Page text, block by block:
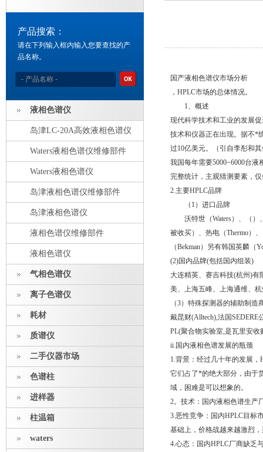
产品搜索：
请在下列输入框内输入您要查找的产
品名称。
液相色谱仪
岛津LC-20A高效液相色谱仪
Waters液相色谱仪维修部件
Waters液相色谱仪
岛津液相色谱仪维修部件
岛津液相色谱仪
液相色谱仪维修部件
液相色谱仪
气相色谱仪
离子色谱仪
耗材
质谱仪
二手仪器市场
色谱柱
进样器
柱温箱
waters
国产液相色谱仪市场分析
，HPLC市场的总体情况。
1、概述
现代科学技术和工业的发展
技术和仪器正在出现。据不*
过10亿美元。（引自李彤和
我国每年需要5000~6000台
完整统计，主观猜测要素，
2.主要HPLC品牌
（1）进口品牌
沃特世（Waters）、（）、
被收买）、热电（Thermo）
（Bekman）另有韩国英麟
(2)国内品牌(包括国内组装)
大连精英、赛吉科技(杭州)
美、上海五峰、上海通维、
（3）特殊探测器的辅助制造
戴昆财(Alltech),法国SEDERE
PL(聚合物实验室,是瓦里安收
ii.国内液相色谱发展的瓶颈
1.背景：经过几十年的发展
它们占了*的绝大部分，由于
域，困难是可以想象的。
2。技术：国内液相色谱生产
3.恶性竞争：国内HPLC目标
基础上，价格战越来越激烈
4.心态：国内HPLC厂商缺乏